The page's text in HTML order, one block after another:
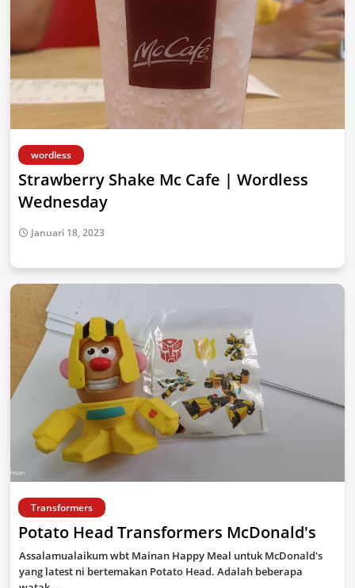
wordless
Strawberry Shake Mc Cafe | Wordless
Wednesday
Januari 18, 2023
Transformers
Potato Head Transformers McDonald's
Assalamualaikum wbt Mainan Happy Meal untuk McDonald's
yang latest ni bertemakan Potato Head. Adalah beberapa